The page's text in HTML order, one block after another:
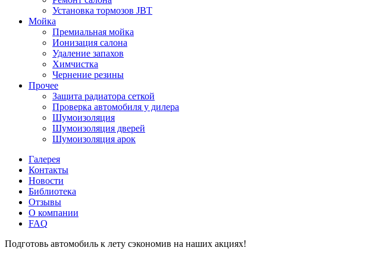
Установка тормозов JBT
Мойка
Премиальная мойка
Ионизация салона
Удаление запахов
Химчистка
Чернение резины
Прочее
Защита радиатора сеткой
Проверка автомобиля у дилера
Шумоизоляция
Шумоизоляция дверей
Шумоизоляция арок
Галерея
Контакты
Новости
Библиотека
Отзывы
О компании
FAQ
Подготовь автомобиль к лету сэкономив на наших акциях!